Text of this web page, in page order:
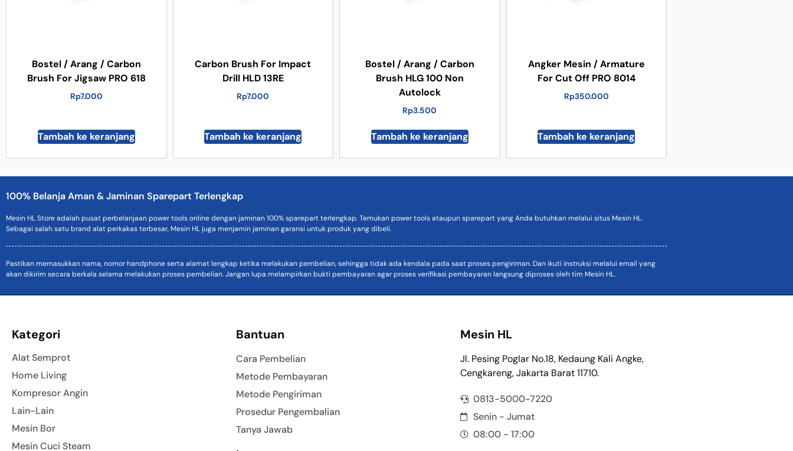
Bostel / Arang / Carbon
Brush For Jigsaw PRO 618
Rp7.000
Tambah ke keranjang
Carbon Brush For Impact
Drill HLD 13RE
Rp7.000
Tambah ke keranjang
Bostel / Arang / Carbon
Brush HLG 100 Non
Autolock
Rp3.500
Tambah ke keranjang
Angker Mesin / Armature
For Cut Off PRO 8014
Rp350.000
Tambah ke keranjang
100% Belanja Aman & Jaminan Sparepart Terlengkap
Mesin HL Store adalah pusat perbelanjaan power tools online dengan jaminan 100% sparepart terlengkap. Temukan power tools ataupun sparepart yang Anda butuhkan melalui situs Mesin HL.
Sebagai salah satu brand alat perkakas terbesar, Mesin HL juga menjamin jaminan garansi untuk produk yang dibeli.
Pastikan memasukkan nama, nomor handphone serta alamat lengkap ketika melakukan pembelian, sehingga tidak ada kendala pada saat proses pengiriman. Dan ikuti instruksi melalui email yang
akan dikirim secara berkala selama melakukan proses pembelian. Jangan lupa melampirkan bukti pembayaran agar proses verifikasi pembayaran langsung diproses oleh tim Mesin HL.
Kategori
Alat Semprot
Home Living
Kompresor Angin
Lain-Lain
Mesin Bor
Mesin Cuci Steam
Bantuan
Cara Pembelian
Metode Pembayaran
Metode Pengiriman
Prosedur Pengembalian
Tanya Jawab
Mesin HL
Jl. Pesing Poglar No.18, Kedaung Kali Angke,
Cengkareng, Jakarta Barat 11710.
0813-5000-7220
Senin - Jumat
08:00 - 17:00